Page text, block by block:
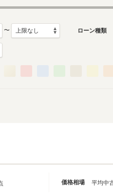
〜 ローン種類
価格相場 平均中